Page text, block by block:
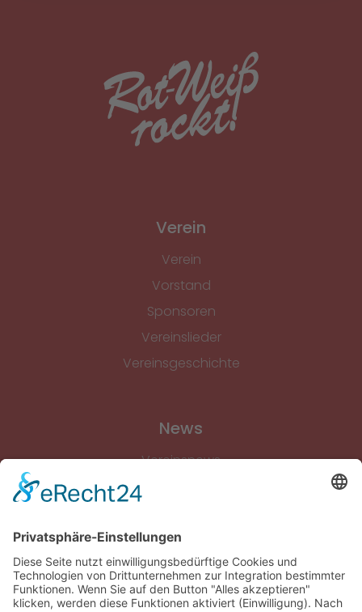
Verein
Verein
Vorstand
Sponsoren
Vereinslieder
Vereinsgeschichte
News
Vereinsnews
Gymnastik & Aerobic
Tischtennis
Footvolley